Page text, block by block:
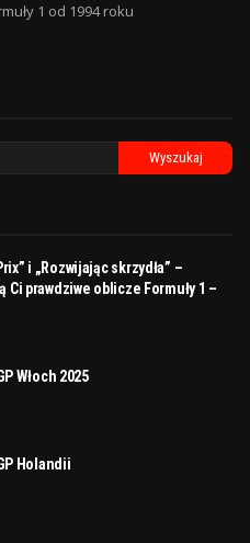
1 od 1994 roku
i „Rozwijając skrzydła” –
Ci prawdziwe oblicze Formuły 1 –
Włoch 2025
Holandii